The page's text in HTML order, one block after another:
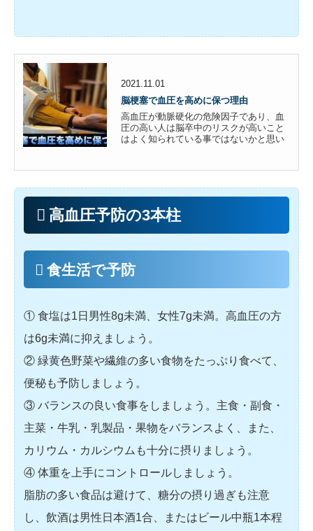
2021.11.01
脳梗塞で血圧を高めに保つ理由
高血圧が動脈硬化の危険因子であり、血
圧の高い人は脳卒中のリスクが高いこと
はよく知られている事ではないかと思い
ます。血圧の管理は脳梗塞の発症、重症
要ですが、なぜ脳梗塞後の血圧...
高血圧予防の3本柱
食生活で予防
① 食塩は1日男性8g未満、女性7g未満。高血圧の方
は6g未満に抑えましょう。
② 緑黄色野菜や繊維の多い食物をたっぷり食べて、
便秘も予防しましょう。
③ バランスの良い食事をしましょう。主食・副食・
主菜・牛乳・乳製品・果物をバランスよく、また、
カリウム・カルシウムも十分に摂りましょう。
④ 体重を上手にコントロールしましょう。
脂肪の多い食品は避けて、糖分の摂り過ぎも注意
し、飲酒は男性日本酒1合、またはビール中瓶1本程